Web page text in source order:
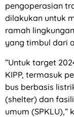
pengoperasian
dilakukan untuk
ramah
yang timbul dari
”Untuk target
KIPP, termasuk
bus berbasis
(shelter) dan
umum (SPKLU),”